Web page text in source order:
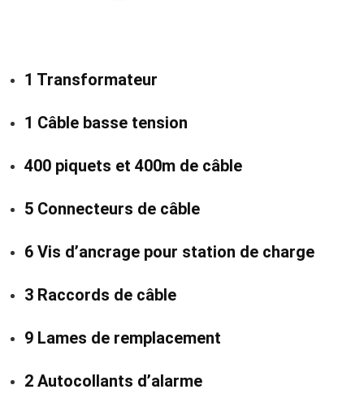
1 Transformateur
1 Câble basse tension
400 piquets et 400m de câble
5 Connecteurs de câble
6 Vis d’ancrage pour station de charge
3 Raccords de câble
9 Lames de remplacement
2 Autocollants d’alarme